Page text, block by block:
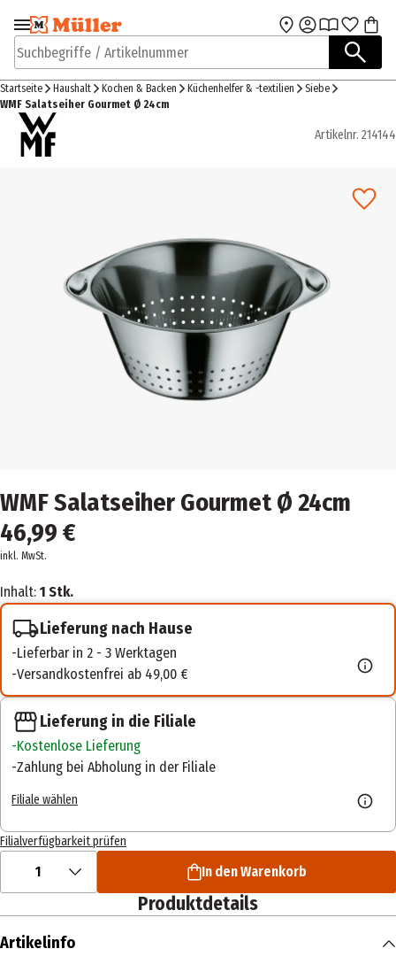
Zur Navigation
springen
Zum Hauptinhalt
Suchbegriffe / Artikelnummer
Startseite Haushalt Kochen & Backen Küchenhelfer & -textilien
Siebe
WMF Salatseiher Gourmet Ø 24cm
Artikelnr. 214144
WMF Salatseiher Gourmet Ø 24cm
46,99 €
inkl. MwSt.
Inhalt: 1 Stk.
Lieferung nach Hause
Lieferbar in 2 - 3 Werktagen
Versandkostenfrei ab 49,00 €
Lieferung in die Filiale
Kostenlose Lieferung
Zahlung bei Abholung in der Filiale
Filiale wählen
Filialverfügbarkeit prüfen
1 In den Warenkorb
Produktdetails
Artikelinfo